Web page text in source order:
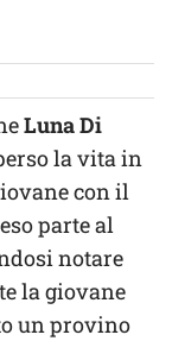
Luna Di
la vita in
con il
parte al
notare
la giovane
un provino